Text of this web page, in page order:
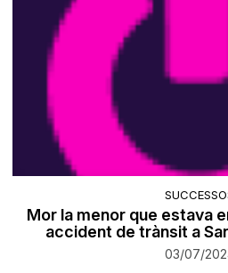
Mor la menor que estava
accident de trànsit a
03/07/